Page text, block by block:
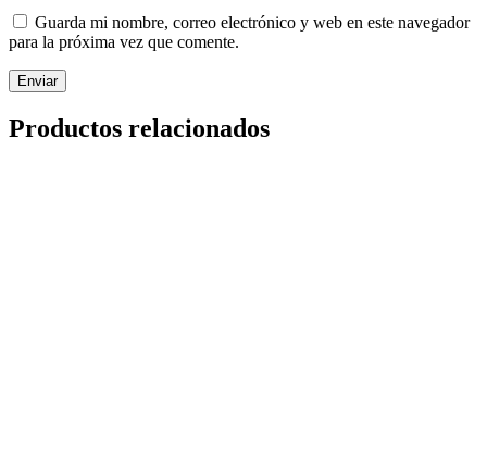
Guarda mi nombre, correo electrónico y web en este navegador
para la próxima vez que comente.
Productos relacionados